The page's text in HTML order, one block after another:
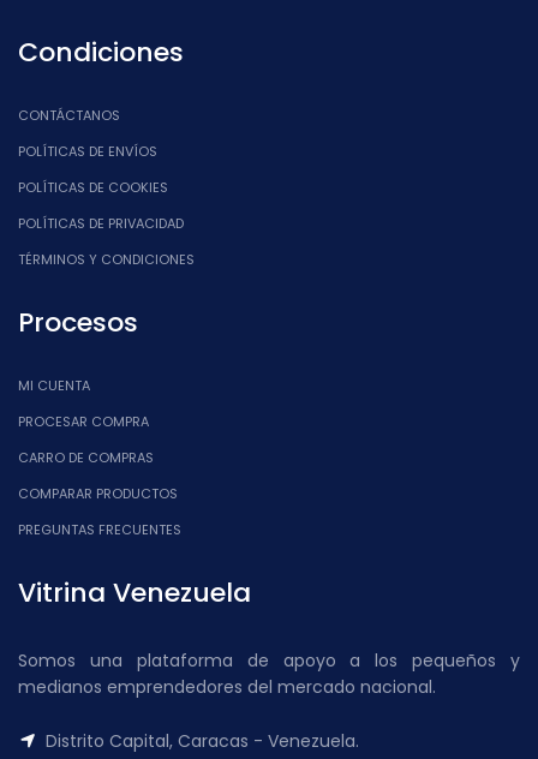
Condiciones
CONTÁCTANOS
POLÍTICAS DE ENVÍOS
POLÍTICAS DE COOKIES
POLÍTICAS DE PRIVACIDAD
TÉRMINOS Y CONDICIONES
Procesos
MI CUENTA
PROCESAR COMPRA
CARRO DE COMPRAS
COMPARAR PRODUCTOS
PREGUNTAS FRECUENTES
Vitrina Venezuela
Somos una plataforma de apoyo a los pequeños y
medianos emprendedores del mercado nacional.
Distrito Capital, Caracas - Venezuela.